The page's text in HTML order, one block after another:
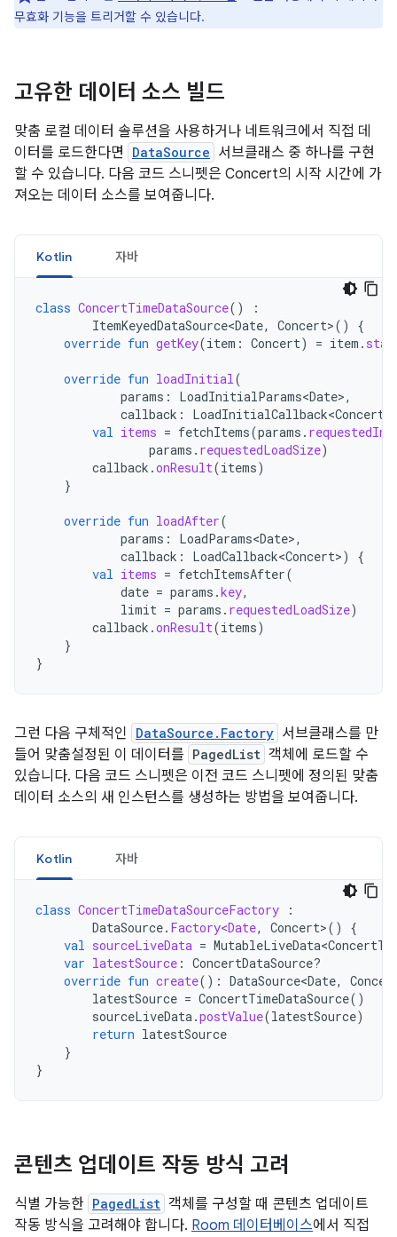
무효화 기능을 트리거할 수 있습니다.
고유한 데이터 소스 빌드
맞춤 로컬 데이터 솔루션을 사용하거나 네트워크에서 직접 데
이터를 로드한다면
DataSource 서브클래스 중 하나를 구현
할 수 있습니다. 다음 코드 스니펫은 Concert의 시작 시간에 가
져오는 데이터 소스를 보여줍니다.
Kotlin 자바
class ConcertTimeDataSource()
:
ItemKeyedDataSource<Date, Concert>()
{
override fun getKey(item : Concert) = item .
override fun loadInitial(
params : LoadInitialParams<Date>,
callback : LoadInitialCallback<Concert>
val items = fetchItems(params .
params . requestedLoadSize)
callback .onResult(items)
}
override fun loadAfter(
params : LoadParams<Date>,
callback : LoadCallback<Concert>)
{
val items = fetchItemsAfter(
date = params .key,
limit = params . requestedLoadSize)
callback .onResult(items)
}
}
그런 다음 구체적인 DataSource.Factory 서브클래스를 만
들어 맞춤설정된 이 데이터를 PagedList 객체에 로드할 수
있습니다. 다음 코드 스니펫은 이전 코드 스니펫에 정의된 맞춤
데이터 소스의 새 인스턴스를 생성하는 방법을 보여줍니다.
Kotlin 자바
class ConcertTimeDataSourceFactory
:
DataSource. Factory<Date, Concert>()
{
val sourceLiveData =
var latestSource : ConcertDataSource?
override fun create(): DataSource<Date,
latestSource = ConcertTimeDataSource()
sourceLiveData.postValue(latestSource)
return latestSource
}
}
콘텐츠 업데이트 작동 방식 고려
식별 가능한 PagedList 객체를 구성할 때 콘텐츠 업데이트
작동 방식을 고려해야 합니다. Room 데이터베이스에서 직접